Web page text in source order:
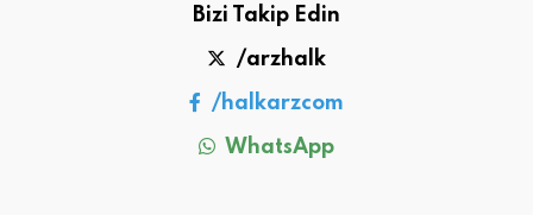
Bizi Takip Edin
/arzhalk
/halkarzcom
WhatsApp